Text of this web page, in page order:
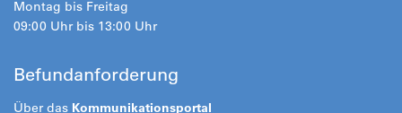
Montag bis Freitag
09:00 Uhr bis 13:00 Uhr
Befundanforderung
Über das Kommunikationsportal